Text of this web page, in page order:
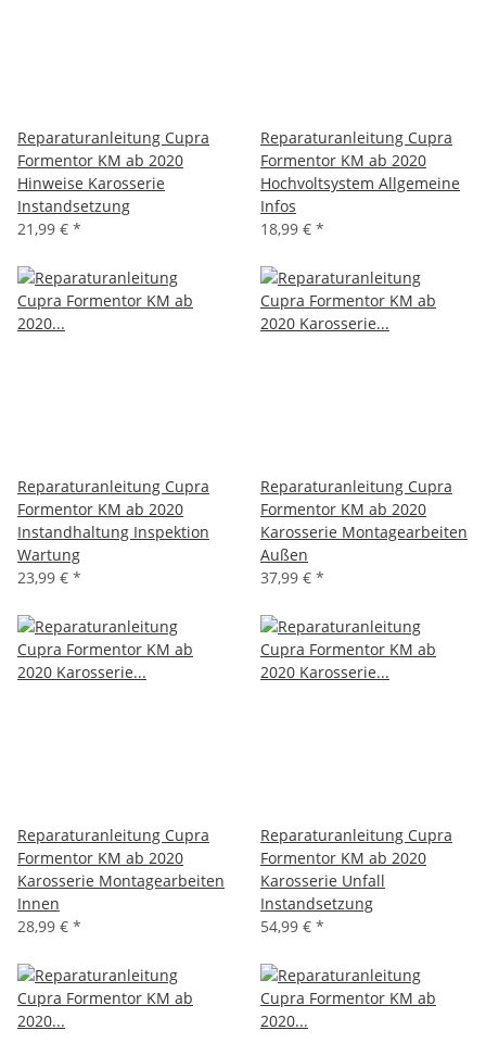
Reparaturanleitung Cupra
Formentor KM ab 2020
Hinweise Karosserie
Instandsetzung
21,99 € *
Reparaturanleitung Cupra
Formentor KM ab 2020
Hochvoltsystem Allgemeine
Infos
18,99 € *
Reparaturanleitung Cupra
Formentor KM ab 2020
Instandhaltung Inspektion
Wartung
23,99 € *
Reparaturanleitung Cupra
Formentor KM ab 2020
Karosserie Montagearbeiten
Außen
37,99 € *
Reparaturanleitung Cupra
Formentor KM ab 2020
Karosserie Montagearbeiten
Innen
28,99 € *
Reparaturanleitung Cupra
Formentor KM ab 2020
Karosserie Unfall
Instandsetzung
54,99 € *